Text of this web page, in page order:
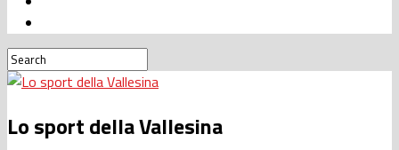
Lo sport della Vallesina